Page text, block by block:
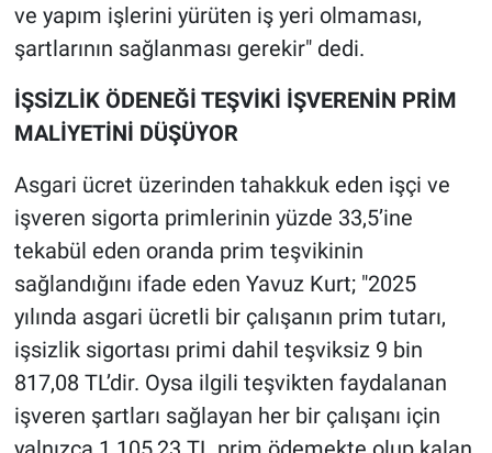
ve yapım işlerini yürüten iş yeri olmaması,
şartlarının sağlanması gerekir" dedi.
İŞSİZLİK ÖDENEĞİ TEŞVİKİ İŞVERENİN PRİM
MALİYETİNİ DÜŞÜYOR
Asgari ücret üzerinden tahakkuk eden işçi ve
işveren sigorta primlerinin yüzde 33,5’ine
tekabül eden oranda prim teşvikinin
sağlandığını ifade eden Yavuz Kurt; "2025
yılında asgari ücretli bir çalışanın prim tutarı,
işsizlik sigortası primi dahil teşviksiz 9 bin
817,08 TL’dir. Oysa ilgili teşvikten faydalanan
işveren şartları sağlayan her bir çalışanı için